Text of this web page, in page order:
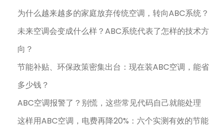
为什么越来越多的家庭放弃传统空调，转向ABC系统？
未来空调会变成什么样？ABC系统代表了怎样的技术方
向？
节能补贴、环保政策密集出台：现在装ABC空调，能省
多少钱？
ABC空调报警了？别慌，这些常见代码自己就能处理
这样用ABC空调，电费再降20%：六个实测有效的节能